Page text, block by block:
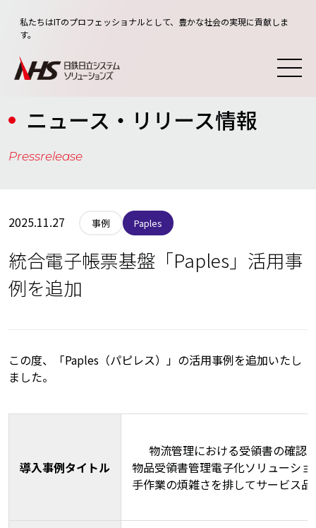
私たちはITのプロフェッショナルとして、豊かな社会の実現に貢献しま
す。
ニュース・リリース情報
Pressrelease
2025.11.27 事例 Paples
統合電子帳票基盤「Paples」活用事
例を追加
この度、「Paples（パピレス）」の活用事例を追加いたし
ました。
導入事例タイトル
物流管理における受領書の確認
物品受領書管理電子化ソリューシ
手作業の煩雑さを排してサービス